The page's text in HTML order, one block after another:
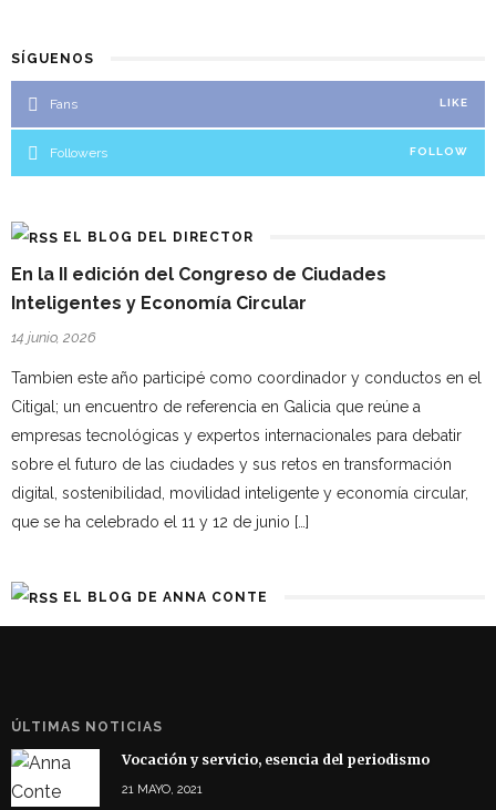
SÍGUENOS
Fans LIKE
Followers FOLLOW
EL BLOG DEL DIRECTOR
En la II edición del Congreso de Ciudades
Inteligentes y Economía Circular
14 junio, 2026
Tambien este año participé como coordinador y conductos en el
Citigal; un encuentro de referencia en Galicia que reúne a
empresas tecnológicas y expertos internacionales para debatir
sobre el futuro de las ciudades y sus retos en transformación
digital, sostenibilidad, movilidad inteligente y economía circular,
que se ha celebrado el 11 y 12 de junio […]
EL BLOG DE ANNA CONTE
ÚLTIMAS NOTICIAS
Vocación y servicio, esencia del periodismo
21 MAYO, 2021